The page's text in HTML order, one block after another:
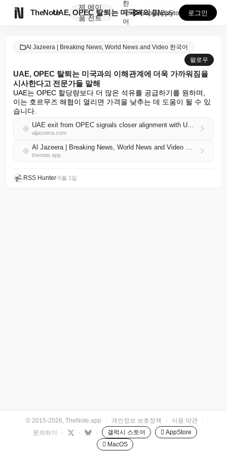
TheNote
제
품
에이
전트
UAE, OPEC 탈퇴는 미국과의 이해관계에 더욱 가까...
한
국
어
GooglePlay
AppStore 로그인
Al Jazeera | Breaking News, World News and Video 한국어
팔로우
UAE, OPEC 탈퇴는 미국과의 이해관계에 더욱 가까워짐을
시사한다고 전문가들 말해
UAE는 OPEC 할당량보다 더 많은 석유를 공급하기를 원하며,
이는 호르무즈 해협이 열리면 가격을 낮추는 데 도움이 될 수 있
습니다.
UAE exit from OPEC signals closer alignment with US interests, experts say
aljazeera.com
Al Jazeera | Breaking News, World News and Video 한국어 RSS
thenote.app
RSS Hunter•5월 1일
© 2015-2026, TheNote.app · 개인정보 보호정책 · 이용 약관
·
문의하기
· · · 갤럭시 스토어
 AppStore
 MacOS